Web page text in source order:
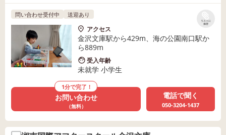
リストに
保存
問い合わせ受付中 送迎あり
アクセス
金沢文庫駅から429m、海の公園南口駅か
ら889m
受入年齢
未就学 小学生
1分で完了！
お問い合わせ
（無料）
電話で聞く
050-3204-1437